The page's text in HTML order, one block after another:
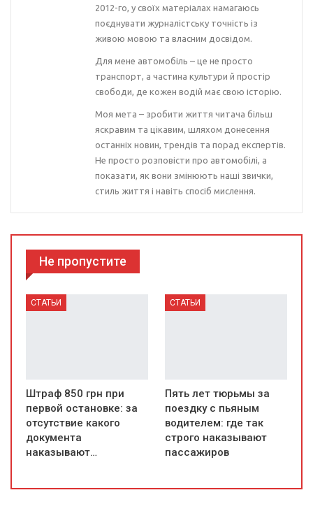
2012-го, у своїх матеріалах намагаюсь
поєднувати журналістську точність із
живою мовою та власним досвідом.
Для мене автомобіль – це не просто
транспорт, а частина культури й простір
свободи, де кожен водій має свою історію.
Моя мета – зробити життя читача більш
яскравим та цікавим, шляхом донесення
останніх новин, трендів та порад експертів.
Не просто розповісти про автомобілі, а
показати, як вони змінюють наші звички,
стиль життя і навіть спосіб мислення.
Не пропустите
СТАТЬИ
Штраф 850 грн при
первой остановке: за
отсутствие какого
документа
наказывают…
СТАТЬИ
Пять лет тюрьмы за
поездку с пьяным
водителем: где так
строго наказывают
пассажиров